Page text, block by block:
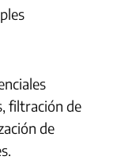
filtración de
de